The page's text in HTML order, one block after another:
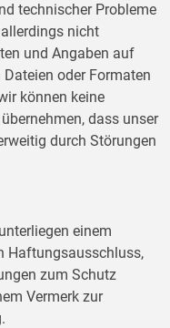
technischer Probleme
nicht
und Angaben auf
oder Formaten
können keine
dass unser
durch Störungen
einem
Haftungsausschluss,
zum Schutz
Vermerk zur